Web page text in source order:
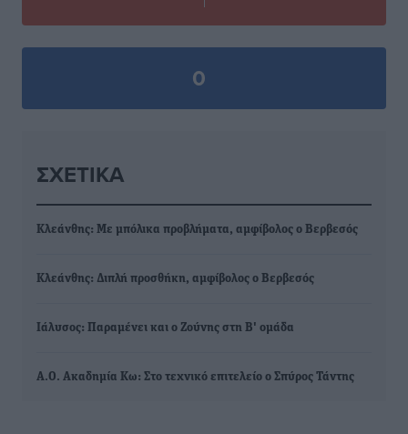
0
ΣΧΕΤΙΚΆ
Κλεάνθης: Με μπόλικα προβλήματα, αμφίβολος ο Βερβεσός
Κλεάνθης: Διπλή προσθήκη, αμφίβολος ο Βερβεσός
Ιάλυσος: Παραμένει και ο Ζούνης στη Β' ομάδα
Α.Ο. Ακαδημία Κω: Στο τεχνικό επιτελείο ο Σπύρος Τάντης